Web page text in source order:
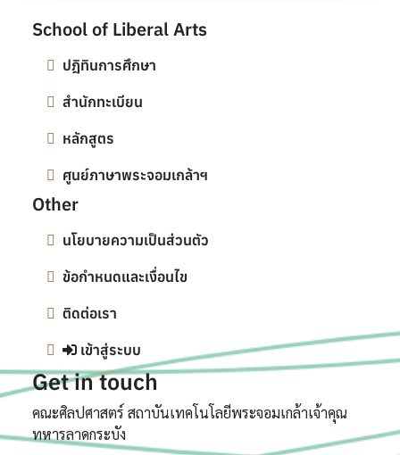
School of Liberal Arts
ปฎิทินการศึกษา
สำนักทะเบียน
หลักสูตร
ศูนย์ภาษาพระจอมเกล้าฯ
Other
นโยบายความเป็นส่วนตัว
ข้อกำหนดและเงื่อนไข
ติดต่อเรา
เข้าสู่ระบบ
Get in touch
คณะศิลปศาสตร์ สถาบันเทคโนโลยีพระจอมเกล้าเจ้าคุณ
ทหารลาดกระบัง